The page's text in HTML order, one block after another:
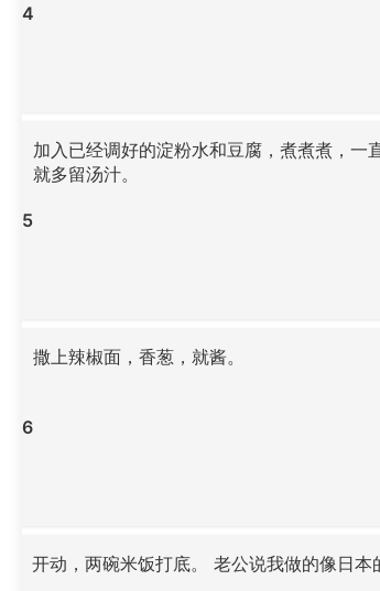
4
5
加入已经调好的淀粉水和豆腐，煮煮煮，一
就多留汤汁。
6
撒上辣椒面，香葱，就酱。
开动，两碗米饭打底。 老公说我做的像日本